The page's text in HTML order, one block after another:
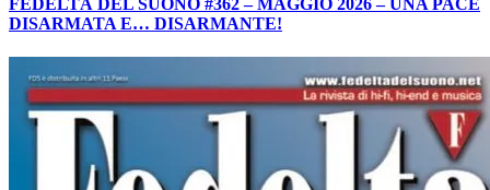
DISARMATA E… DISARMANTE!